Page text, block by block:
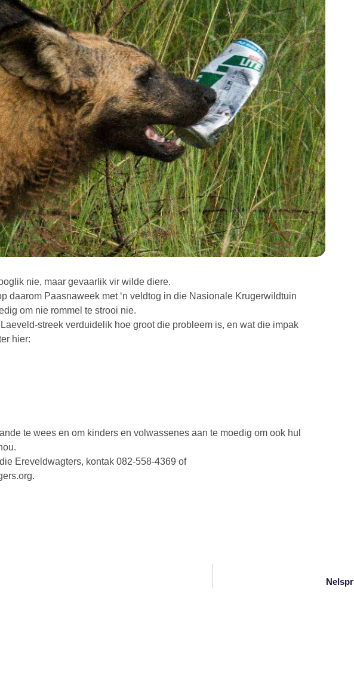
nie, maar gevaarlik vir wilde diere.
daarom Paasnaweek met ‘n veldtog in die Nasionale Krugerwildtuin
om nie rommel te strooi nie.
streek verduidelik hoe groot die probleem is, en wat die impak
hier:
te wees en om kinders en volwassenes aan te moedig om ook hul
Ereveldwagters, kontak 082-558-4369 of
.